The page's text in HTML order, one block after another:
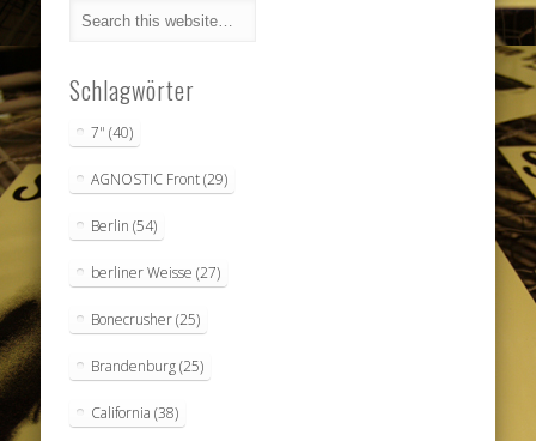
Schlagwörter
7" (40)
AGNOSTIC Front(29)
Berlin (54)
berliner Weisse (27)
Bonecrusher(25)
Brandenburg(25)
California (38)